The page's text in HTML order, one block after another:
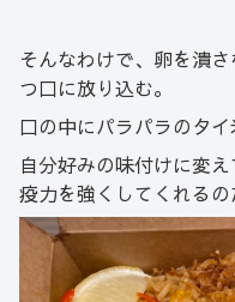
そんなわけで、卵を潰
つ口に放り込む。
口の中にパラパラのタ
自分好みの味付けに変
疫力を強くしてくれるの